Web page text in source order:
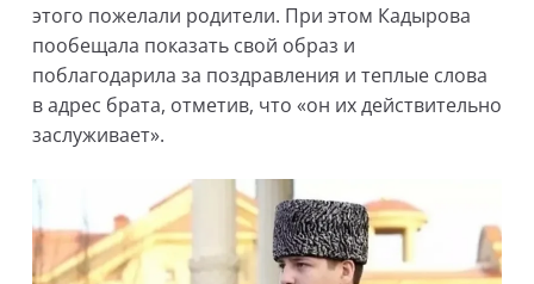
этого пожелали родители. При этом Кадырова
пообещала показать свой образ и
поблагодарила за поздравления и теплые слова
в адрес брата, отметив, что «он их действительно
заслуживает».